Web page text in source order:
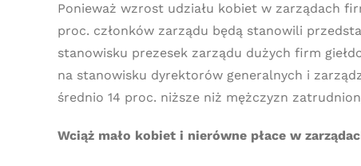
Ponieważ wzrost udziału kobiet w zarządach
proc. członków zarządu będą stanowili
stanowisku prezesek zarządu dużych firm
na stanowisku dyrektorów generalnych i
średnio 14 proc. niższe niż mężczyzn
Wciąż mało kobiet i nierówne płace w